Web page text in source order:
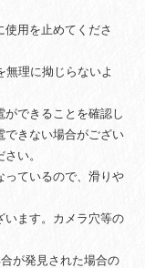
使用を止めてくださ
無理に拗じらないよ
ができることを確認し
できない場合がござい
い。
っているので、滑りや
います。カメラ穴等の
が発見された場合の